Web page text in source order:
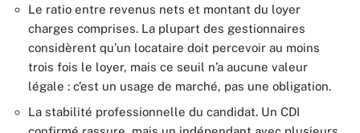
Le ratio entre revenus nets et montant du loyer
charges comprises. La plupart des gestionnaires
considèrent qu’un locataire doit percevoir au moins
trois fois le loyer, mais ce seuil n’a aucune valeur
légale : c’est un usage de marché, pas une obligation.
La stabilité professionnelle du candidat. Un CDI